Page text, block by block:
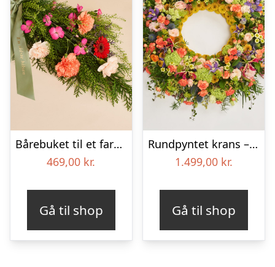
Bårebuket til et farverigt minde med bånd
469,00 kr.
Gå til shop
Rundpyntet krans – Et farverigt farvel
1.499,00 kr.
Gå til shop